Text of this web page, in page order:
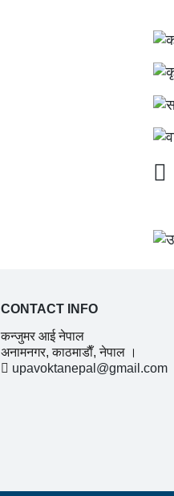
CONTACT INFO
कन्जुमर आई नेपाल
अनामनगर, काठमाडाैँ, नेपाल ।
upavoktanepal@gmail.com